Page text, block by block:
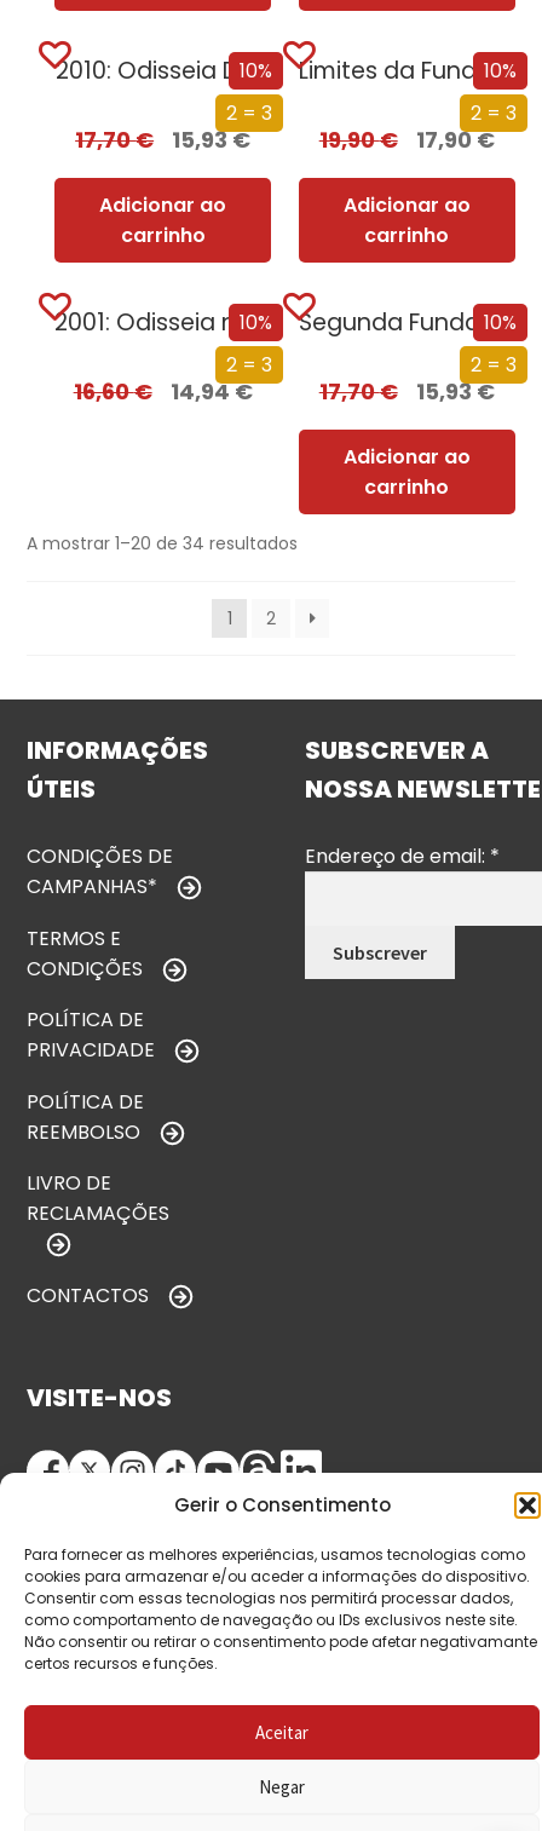
Gerir o Consentimento
Para fornecer as melhores experiências, usamos tecnologias como
cookies para armazenar e/ou aceder a informações do dispositivo.
Consentir com essas tecnologias nos permitirá processar dados,
como comportamento de navegação ou IDs exclusivos neste site.
Não consentir ou retirar o consentimento pode afetar negativamante
certos recursos e funções.
Aceitar
Negar
10%
2 = 3
2010: Odisseia Dois
17,70€ 15,93€
Adicionar ao
carrinho
10%
2 = 3
Limites da Fundação
19,90€ 17,90€
Adicionar ao
carrinho
10%
2 = 3
2001: Odisseia no Espaço
16,60€ 14,94€
10%
2 = 3
Segunda Fundação
17,70€ 15,93€
Adicionar ao
carrinho
A mostrar 1–20 de 34 resultados
1 2
INFORMAÇÕES
ÚTEIS
CONDIÇÕES DE
CAMPANHAS*
TERMOS E
CONDIÇÕES
POLÍTICA DE
PRIVACIDADE
POLÍTICA DE
REEMBOLSO
LIVRO DE
RECLAMAÇÕES
CONTACTOS
SUBSCREVER A
NOSSA
Endereço de email: *
VISITE-NOS
© Copyright 2026 Saída de Emergência. Todos os
direitos reservados.